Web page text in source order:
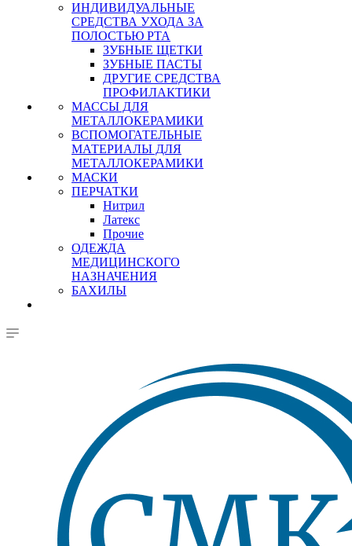
ИНДИВИДУАЛЬНЫЕ
СРЕДСТВА УХОДА ЗА
ПОЛОСТЬЮ РТА
ЗУБНЫЕ ЩЕТКИ
ЗУБНЫЕ ПАСТЫ
ДРУГИЕ СРЕДСТВА
ПРОФИЛАКТИКИ
МАССЫ ДЛЯ
МЕТАЛЛОКЕРАМИКИ
ВСПОМОГАТЕЛЬНЫЕ
МАТЕРИАЛЫ ДЛЯ
МЕТАЛЛОКЕРАМИКИ
МАСКИ
ПЕРЧАТКИ
Нитрил
Латекс
Прочие
ОДЕЖДА
МЕДИЦИНСКОГО
НАЗНАЧЕНИЯ
БАХИЛЫ